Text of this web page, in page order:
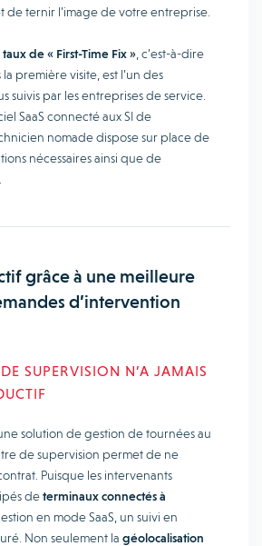
de ternir l’image de votre entreprise.
taux de « First-Time Fix » , c’est-à-dire
première visite, est l’un des
suivis par les entreprises de service.
SaaS connecté aux SI de
nomade dispose sur place de
nécessaires ainsi que de
grâce à une meilleure
d’intervention
SUPERVISION N’A JAMAIS
solution de gestion de tournées au
de supervision permet de ne
Puisque les intervenants
determinaux connectés à
en mode SaaS, un suivi en
Non seulement la géolocalisation